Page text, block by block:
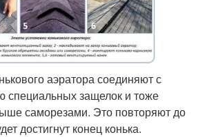
аэратора соединяют с
защелок и тоже
саморезами. Это повторяют до
достигнут конец конька.